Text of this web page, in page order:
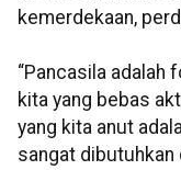
kemerdekaan,
“Pancasila adalah
kita yang bebas
yang kita anut
sangat